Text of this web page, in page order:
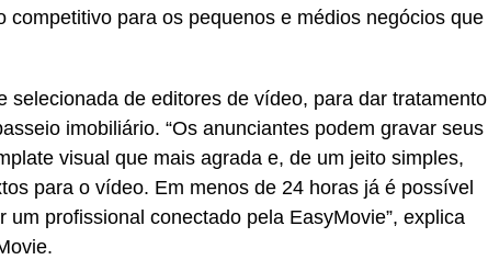
competitivo para os pequenos e médios negócios que
selecionada de editores de vídeo, para dar tratamento
imobiliário. “Os anunciantes podem gravar seus
visual que mais agrada e, de um jeito simples,
para o vídeo. Em menos de 24 horas já é possível
profissional conectado pela EasyMovie”, explica